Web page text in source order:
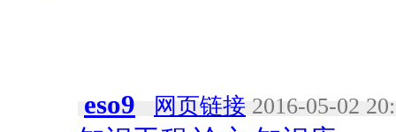
eso9 网页链接 2016-05-02